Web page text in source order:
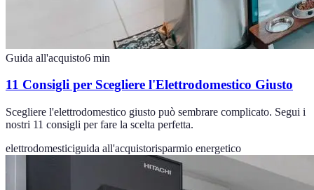
Guida all'acquisto6 min
11 Consigli per Scegliere l'Elettrodomestico Giusto
Scegliere l'elettrodomestico giusto può sembrare complicato. Segui i
nostri 11 consigli per fare la scelta perfetta.
elettrodomesticiguida all'acquistorisparmio energetico